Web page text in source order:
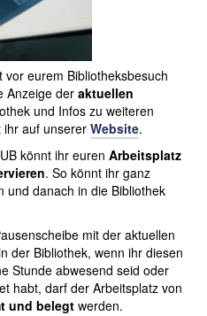
eurem Bibliotheksbesuch
Anzeige der aktuellen
und Infos zu weiteren
ihr auf unserer Website.
könnt ihr euren Arbeitsplatz
. So könnt ihr ganz
und danach in die Bibliothek
mit der aktuellen
der Bibliothek, wenn ihr diesen
Stunde abwesend seid oder
habt, darf der Arbeitsplatz von
und belegt werden.